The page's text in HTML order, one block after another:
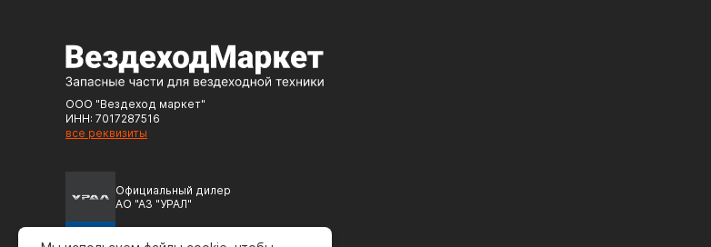
ООО "Вездеход маркет"
ИНН: 7017287516
все реквизиты
Официальный дилер
АО "АЗ "УРАЛ"
Официальный дилер